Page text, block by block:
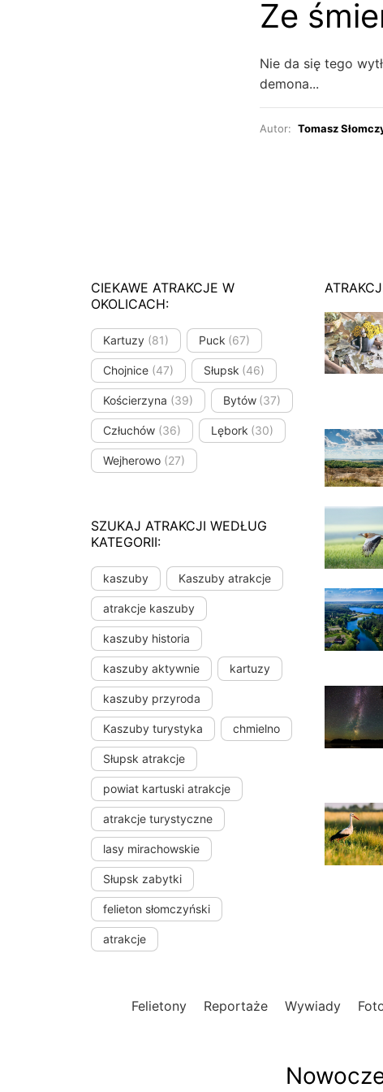
Ze
Nie da się tego
demona...
Autor: Tomasz
CIEKAWE ATRAKCJE W
OKOLICACH:
Kartuzy (81) Puck (67)
Chojnice (47) Słupsk (46)
Kościerzyna (39) Bytów (37)
Człuchów (36) Lębork (30)
Wejherowo (27)
SZUKAJ ATRAKCJI WEDŁUG
KATEGORII:
kaszuby Kaszuby atrakcje
atrakcje kaszuby
kaszuby historia
kaszuby aktywnie kartuzy
kaszuby przyroda
Kaszuby turystyka chmielno
Słupsk atrakcje
powiat kartuski atrakcje
atrakcje turystyczne
lasy mirachowskie
Słupsk zabytki
felieton słomczyński
atrakcje
Felietony Reportaże Wywiady